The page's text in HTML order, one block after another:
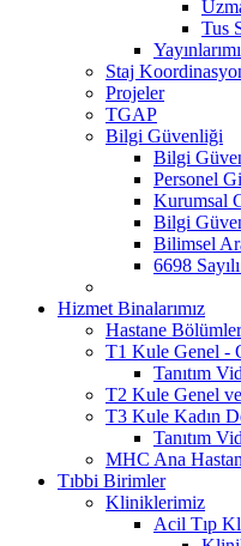
Tus
Staj
Projeler
TGAP
Bilgi Güvenliği
Bilgi
Personel
Kurumsal
Bilgi
Bilimsel
6698
Hizmet Binalarımız
Hastane
T1 Kule Genel -
Tanıtım
T2 Kule Genel
T3 Kule Kadın
Tanıtım
MHC Ana
Tıbbi Birimler
Kliniklerimiz
Acil Tıp